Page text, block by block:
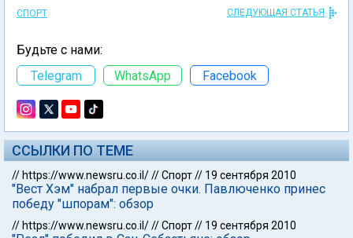
СПОРТ СЛЕДУЮЩАЯ СТАТЬЯ
Будьте с нами:
Telegram
WhatsApp Facebook
ССЫЛКИ ПО ТЕМЕ
// https://www.newsru.co.il///Спорт// 19 сентября 2010
"Вест Хэм" набрал первые очки. Павлюченко принес
победу "шпорам": обзор
// https://www.newsru.co.il///Спорт// 19 сентября 2010